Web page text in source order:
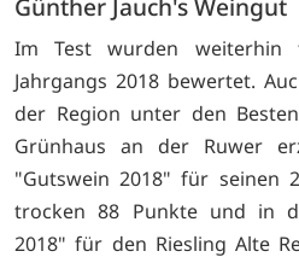
Günther Jauch's Weingut
Im Test wurden weiterhin
Jahrgangs 2018 bewertet.
der Region unter den
Grünhaus an der Ruwer
"Gutswein 2018" für seinen
trocken 88 Punkte und in
2018" für den Riesling Alte